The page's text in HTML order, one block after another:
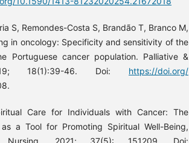
S, Remondes-Costa S, Brandão T, Branco M,
in oncology: Specificity and sensitivity of the
Portuguese cancer population. Palliative &
18(1):39-46. Doi: https://doi.org/
Care for Individuals with Cancer: The
a Tool for Promoting Spiritual Well-Being,
Nursing. 2021; 37(5): 151209. Doi: